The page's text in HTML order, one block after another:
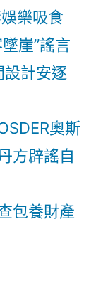
樂吸食
崖”謠言
計安逐
奧斯
方辟謠自
包養財產